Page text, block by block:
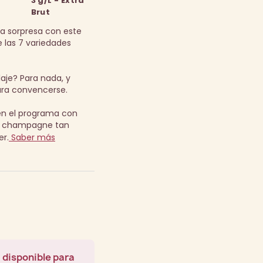
Brut
sorpresa con este
7 variedades
Para nada, y
convencerse.
el programa con
champagne tan
Saber más
para